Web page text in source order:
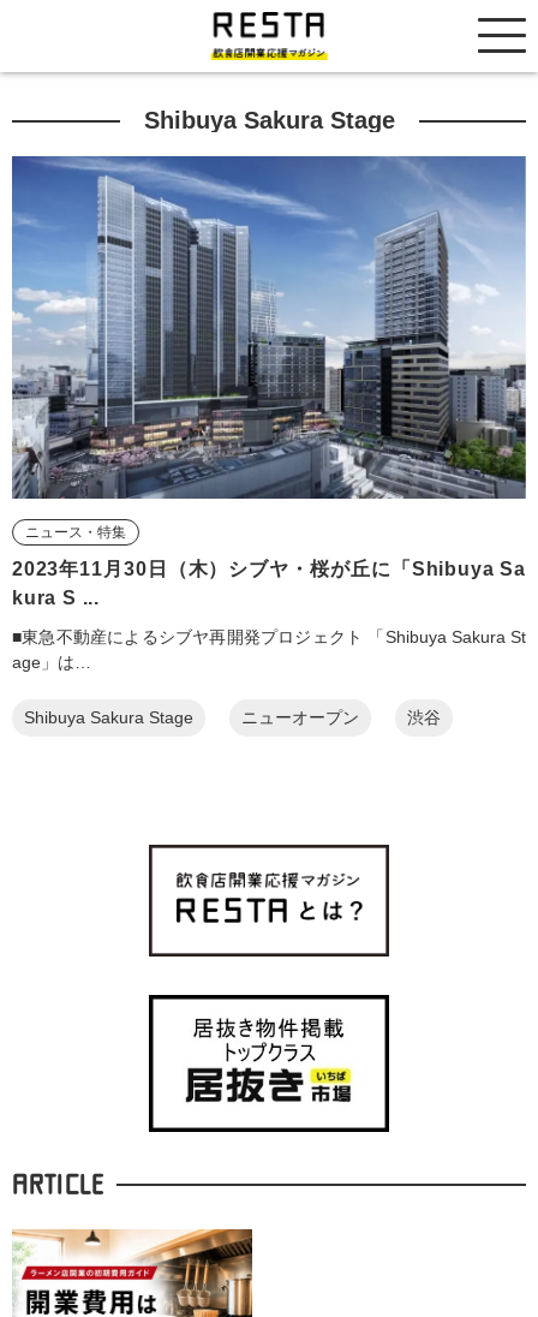
居抜き売却市場
Shibuya Sakura Stage
ニュース・特集
2023年11月30日（木）シブヤ・桜が丘に「Shibuya Sa
kura S ...
■東急不動産によるシブヤ再開発プロジェクト 「Shibuya Sakura St
age」は…
Shibuya Sakura Stage ニューオープン 渋谷
ARTICLE